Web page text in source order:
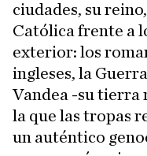
ciudades, su
Católica frente a
exterior: los
ingleses, la
Vandea -su tierra
la que las tropas
un auténtico